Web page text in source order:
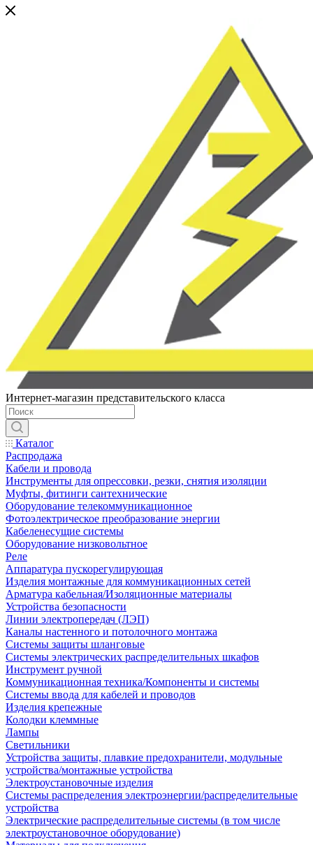
Интернет-магазин представительского класса
Каталог
Распродажа
Кабели и провода
Инструменты для опрессовки, резки, снятия изоляции
Муфты, фитинги сантехнические
Оборудование телекоммуникационное
Фотоэлектрическое преобразование энергии
Кабеленесущие системы
Оборудование низковольтное
Реле
Аппаратура пускорегулирующая
Изделия монтажные для коммуникационных сетей
Арматура кабельная/Изоляционные материалы
Устройства безопасности
Линии электропередач (ЛЭП)
Каналы настенного и потолочного монтажа
Системы защиты шланговые
Системы электрических распределительных шкафов
Инструмент ручной
Коммуникационная техника/Компоненты и системы
Системы ввода для кабелей и проводов
Изделия крепежные
Колодки клеммные
Лампы
Светильники
Устройства защиты, плавкие предохранители, модульные
устройства/монтажные устройства
Электроустановочные изделия
Системы распределения электроэнергии/распределительные
устройства
Электрические распределительные системы (в том числе
электроустановочное оборудование)